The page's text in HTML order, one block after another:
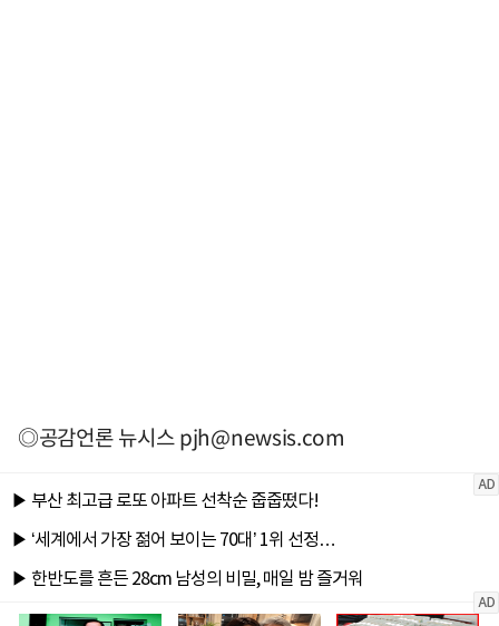
◎공감언론 뉴시스pjh@newsis.com